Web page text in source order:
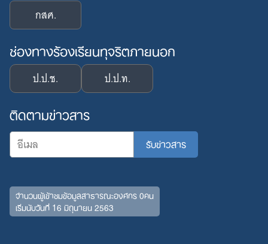
กสศ.
ช่องทางร้องเรียนทุจริตภายนอก
ป.ป.ช. ป.ป.ท.
ติดตามข่าวสาร
จำนวนผู้เข้าชมข้อมูลสาธารณะองค์กร 0คน
เริ่มนับวันที่ 16 มิถุนายน 2563